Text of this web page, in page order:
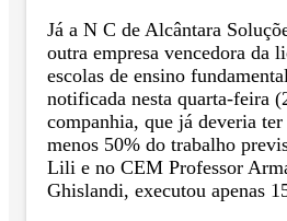
Já a N C de Alcântara
outra empresa vencedora da
escolas de ensino
notificada nesta quarta-feira
companhia, que já deveria
menos 50% do trabalho
Lili e no CEM Professor
Ghislandi, executou apenas